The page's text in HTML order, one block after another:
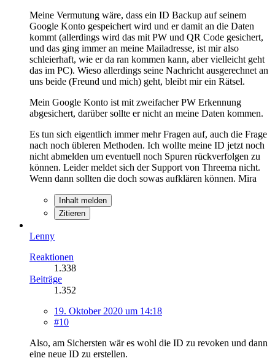
Meine Vermutung wäre, dass ein ID Backup auf seinem
Google Konto gespeichert wird und er damit an die Daten
kommt (allerdings wird das mit PW und QR Code gesichert,
und das ging immer an meine Mailadresse, ist mir also
schleierhaft, wie er da ran kommen kann, aber vielleicht geht
das im PC). Wieso allerdings seine Nachricht ausgerechnet an
uns beide (Freund und mich) geht, bleibt mir ein Rätsel.
Mein Google Konto ist mit zweifacher PW Erkennung
abgesichert, darüber sollte er nicht an meine Daten kommen.
Es tun sich eigentlich immer mehr Fragen auf, auch die Frage
nach noch übleren Methoden. Ich wollte meine ID jetzt noch
nicht abmelden um eventuell noch Spuren rückverfolgen zu
können. Leider meldet sich der Support von Threema nicht.
Wenn dann sollten die doch sowas aufklären können. Mira
Inhalt melden
Zitieren
Lenny
Reaktionen
1.338
Beiträge
1.352
19. Oktober 2020 um 14:18
#10
Also, am Sichersten wär es wohl die ID zu revoken und dann
eine neue ID zu erstellen.